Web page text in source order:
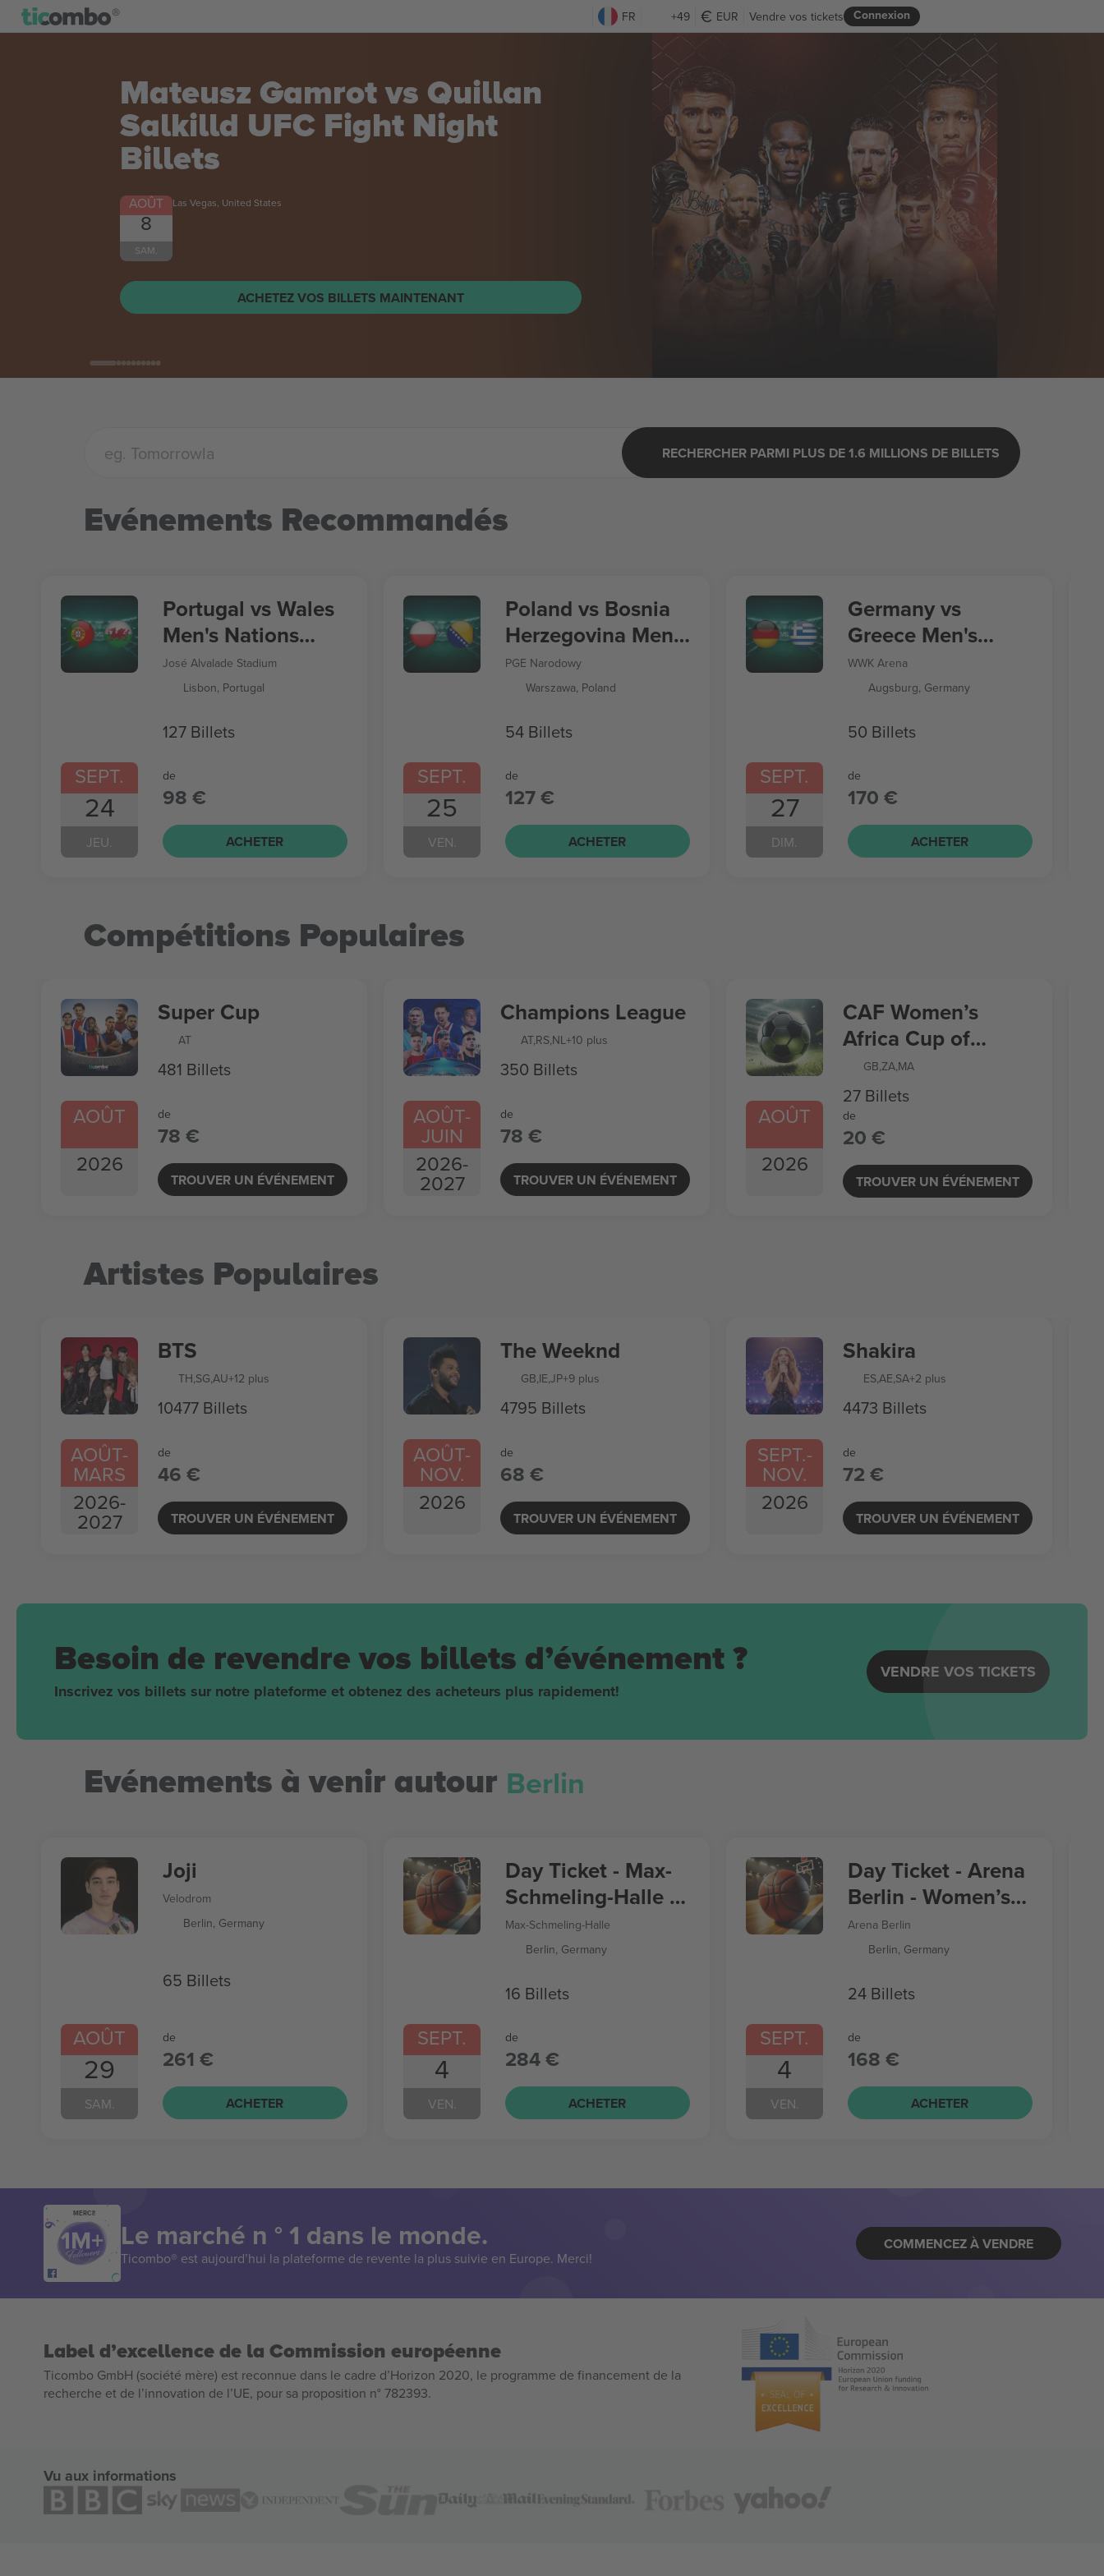
FR +49 EUR Connexion
Vendre vos tickets
Discovery Festival - 80's
Calling - SaturdayBillets
8
SAM.
Discovery Festival - 80's Calling - Saturday
ACHETEZ VOS BILLETS MAINTENANT
RECHERCHER PARMI PLUS DE 1.6 MILLIONS DE BILLETS
Evénements Recommandés
SEPT.
24
JEU.
Portugal vs Wales
Men's Nations
League
José Alvalade Stadium
Lisbon, Portugal
127 Billets
de
98 €
ACHETER
SEPT.
25
VEN.
Poland vs Bosnia
Herzegovina Men's
Nations League
PGE Narodowy
Warszawa, Poland
54 Billets
de
127 €
ACHETER
SEPT.
27
DIM.
Germany vs
Greece Men's
Nations League
WWK Arena
Augsburg, Germany
50 Billets
de
170 €
ACHETER
Compétitions Populaires
AOÛT
2026
Super Cup
AT
481 Billets
de
78 €
TROUVER UN ÉVÉNEMENT
AOÛT-
JUIN
2026-
2027
Champions League
AT,RS,NL+10 plus
350 Billets
de
78 €
TROUVER UN ÉVÉNEMENT
AOÛT
2026
CAF Women’s
Africa Cup of
Nations
GB,ZA,MA
27 Billets
de
20 €
TROUVER UN ÉVÉNEMENT
Artistes Populaires
AOÛT-
MARS
2026-
2027
BTS
TH,SG,AU+12 plus
10477 Billets
de
46 €
TROUVER UN ÉVÉNEMENT
AOÛT-
NOV.
2026
The Weeknd
GB,IE,JP+9 plus
4795 Billets
de
68 €
TROUVER UN ÉVÉNEMENT
SEPT.-
NOV.
2026
Shakira
ES,AE,SA+2 plus
4473 Billets
de
72 €
TROUVER UN ÉVÉNEMENT
Besoin de revendre vos billets d’événement ?
Inscrivez vos billets sur notre plateforme et obtenez des acheteurs plus rapidement!
VENDRE VOS TICKETS
Evénements à venir autour Berlin
AOÛT
29
SAM.
Joji
Velodrom
Berlin, Germany
65 Billets
de
261 €
ACHETER
SEPT.
4
VEN.
Day Ticket - Max-
Schmeling-Halle -
Women’s
Basketball World
Max-Schmeling-Halle
Berlin, Germany
16 Billets
de
284 €
ACHETER
SEPT.
4
VEN.
Day Ticket - Arena
Berlin - Women’s
Basketball World
Cup
Arena Berlin
Berlin, Germany
24 Billets
de
168 €
ACHETER
MERCI!
Le marché n ° 1 dans le monde.
Ticombo® est aujourd’hui la plateforme de revente la plus suivie en Europe. Merci!
COMMENCEZ À VENDRE
Label d’excellence de la Commission européenne
Ticombo GmbH (société mère) est reconnue dans le cadre d’Horizon 2020, le programme de financement de la
recherche et de l’innovation de l’UE, pour sa proposition n° 782393.
Vu aux informations